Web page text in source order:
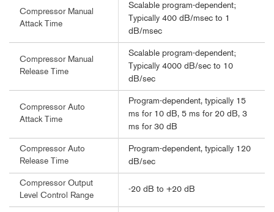
Compressor Manual
Attack Time
Scalable program-dependent;
Typically 400 dB/msec to 1
dB/msec
Compressor Manual
Release Time
Scalable program-dependent;
Typically 4000 dB/sec to 10
dB/sec
Compressor Auto
Attack Time
Program-dependent, typically 15
ms for 10 dB, 5 ms for 20 dB, 3
ms for 30 dB
Compressor Auto
Release Time
Program-dependent, typically 120
dB/sec
Compressor Output
Level Control Range
-20 dB to +20 dB